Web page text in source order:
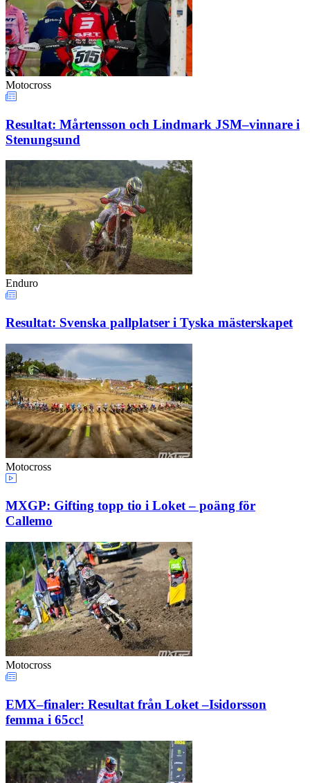
Motocross
Resultat: Mårtensson och Lindmark JSM–vinnare i
Stenungsund
Enduro
Resultat: Svenska pallplatser i Tyska mästerskapet
Motocross
MXGP: Gifting topp tio i Loket – poäng för
Callemo
Motocross
EMX–finaler: Resultat från Loket –Isidorsson
femma i 65cc!